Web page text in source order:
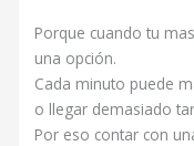
Porque cuando tu
una opción.
Cada minuto puede
o llegar demasiado
Por eso contar con